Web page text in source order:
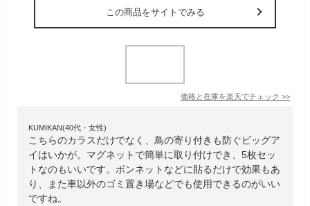
この商品をサイトでみる
価格と在庫を楽天でチェック >>
KUMIKAN(40代・女性)
こちらのカラスだけでなく、鳥の寄り付きも防ぐビッグア
イはいかが。マグネットで簡単に取り付けでき、5枚セッ
トなのもいいです。ボンネットなどに貼るだけで効果もあ
り、また車以外のゴミ置き場などでも使用できるのがいい
ですね。